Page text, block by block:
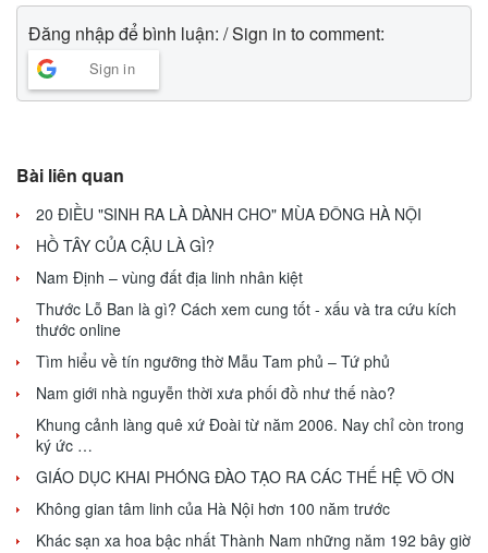
Đăng nhập để bình luận: / Sign in to comment:
Sign in
Bài liên quan
20 ĐIỀU "SINH RA LÀ DÀNH CHO" MÙA ĐÔNG HÀ NỘI
HỒ TÂY CỦA CẬU LÀ GÌ?
Nam Định – vùng đất địa linh nhân kiệt
Thước Lỗ Ban là gì? Cách xem cung tốt - xấu và tra cứu kích
thước online
Tìm hiểu về tín ngưỡng thờ Mẫu Tam phủ – Tứ phủ
Nam giới nhà nguyễn thời xưa phối đồ như thế nào?
Khung cảnh làng quê xứ Đoài từ năm 2006. Nay chỉ còn trong
ký ức …
GIÁO DỤC KHAI PHÓNG ĐÀO TẠO RA CÁC THẾ HỆ VÔ ƠN
Không gian tâm linh của Hà Nội hơn 100 năm trước
Khác sạn xa hoa bậc nhất Thành Nam những năm 192 bây giờ